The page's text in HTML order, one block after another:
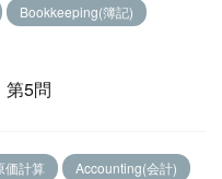
Bookkeeping(簿記)
第5問
価計算 Accounting(会計)